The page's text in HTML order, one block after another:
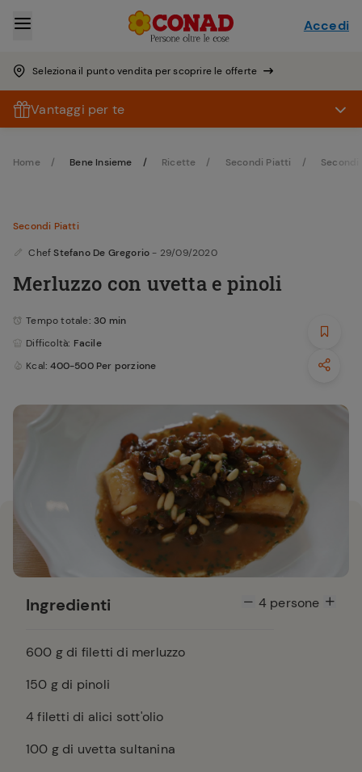
Seleziona il punto vendita per scoprire le offerte
Accedi
Vantaggi per te
Home Bene Insieme Ricette Secondi Piatti
Secondi Piatti
Chef Stefano De Gregorio - 29/09/2020
Merluzzo con uvetta e pinoli
Tempo totale: 30 min
Difficoltà: Facile
Kcal: 400-500 Per porzione
Ingredienti 4persone
600 g di filetti di merluzzo
150 g di pinoli
4filetti di alici sott'olio
100 g di uvetta sultanina